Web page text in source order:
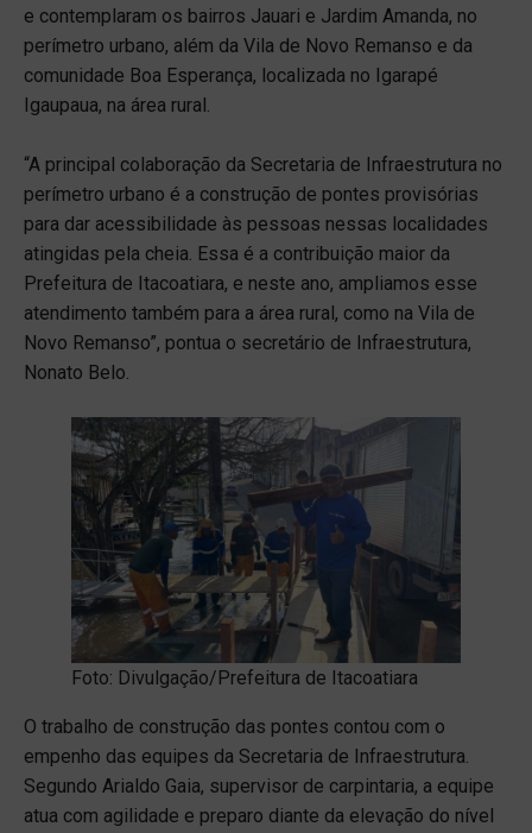
e contemplaram os bairros Jauari e Jardim Amanda, no
perímetro urbano, além da Vila de Novo Remanso e da
comunidade Boa Esperança, localizada no Igarapé
Igaupaua, na área rural.
“A principal colaboração da Secretaria de Infraestrutura no
perímetro urbano é a construção de pontes provisórias
para dar acessibilidade às pessoas nessas localidades
atingidas pela cheia. Essa é a contribuição maior da
Prefeitura de Itacoatiara, e neste ano, ampliamos esse
atendimento também para a área rural, como na Vila de
Novo Remanso”, pontua o secretário de Infraestrutura,
Nonato Belo.
Foto: Divulgação/Prefeitura de Itacoatiara
O trabalho de construção das pontes contou com o
empenho das equipes da Secretaria de Infraestrutura.
Segundo Arialdo Gaia, supervisor de carpintaria, a equipe
atua com agilidade e preparo diante da elevação do nível